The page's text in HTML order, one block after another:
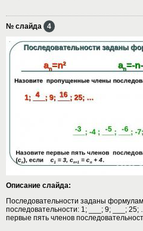
№ слайда 4
Описание слайда:
Последовательности заданы
последовательности: 1; ___; 9; ___;
первые пять членов